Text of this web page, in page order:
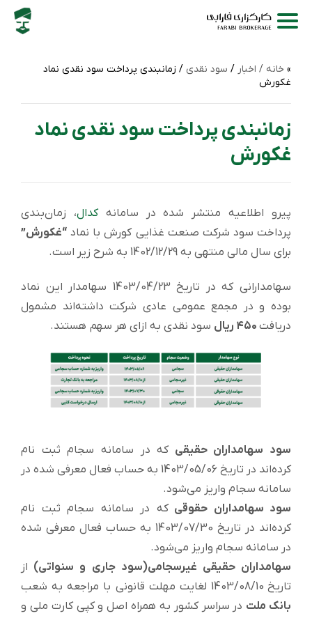
خانه / اخبار / سود نقدی / زمانبندی پرداخت سود نقدی نماد
غکورش
زمانبندی پرداخت سود نقدی نماد
غکورش
پیرو اطلاعیه منتشر شده در سامانه کدال، زمان‌بندی
پرداخت سود شرکت صنعت غذایی کورش با نماد “غکورش”
برای سال مالی منتهی به 1402/12/29 به شرح زیر است.
سهامدارانی که در تاریخ 1403/04/23 سهامدار این نماد
بوده و در مجمع عمومی عادی شرکت داشته‌اند مشمول
دریافت
سود نقدی به ازای هر سهم هستند.
سود سهامداران حقیقی که در سامانه سجام ثبت نام
کرده‌اند در تاریخ 1403/05/06 به حساب فعال معرفی شده در
سامانه سجام واریز می‌شود.
سود سهامداران حقوقیکه در سامانه سجام ثبت نام
کرده‌اند در تاریخ 1403/07/30 به حساب فعال معرفی شده
در سامانه سجام واریز می‌شود.
سهامداران حقیقی غیرسجامی(سود جاری و سنواتی) از
تاریخ 1403/08/10 لغایت مهلت قانونی با مراجعه به شعب
بانک ملت در سراسر کشور به همراه اصل و کپی کارت ملی و